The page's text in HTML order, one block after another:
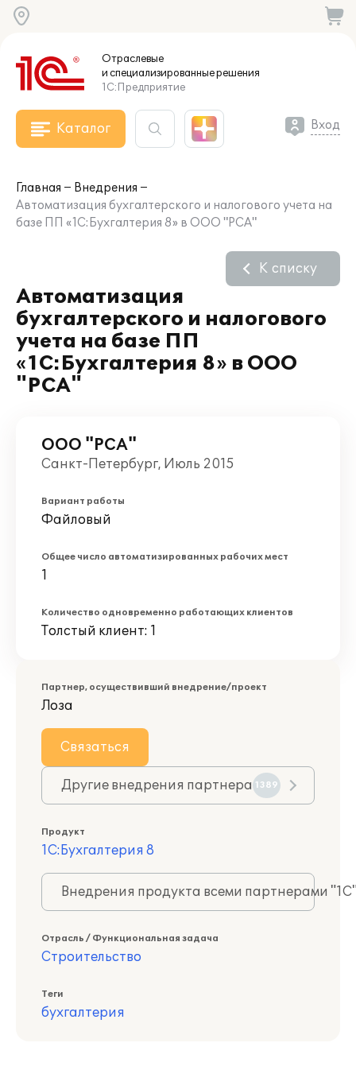
Отраслевые
и специализированныерешения
1С:Предприятие
Каталог Вход
Главная
Внедрения
Автоматизация бухгалтерского и налогового учета на
базе ПП «1С:Бухгалтерия 8» в ООО "РСА"
Автоматизация
бухгалтерского и налогового
учета на базе ПП
«1С:Бухгалтерия 8» в ООО
"РСА"
К списку
ООО "РСА"
Санкт-Петербург, Июль 2015
Вариант работы
Файловый
Общее число автоматизированных рабочих мест
1
Количество одновременно работающих клиентов
Толстый клиент: 1
Партнер, осуществивший внедрение/проект
Лоза
Связаться
Другие внедрения партнера 1389
Продукт
1С:Бухгалтерия 8
Внедрения продукта всеми партнерами
Отрасль / Функциональная задача
Строительство
Теги
бухгалтерия